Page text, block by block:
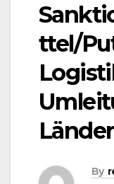
ttel/
Länder
By